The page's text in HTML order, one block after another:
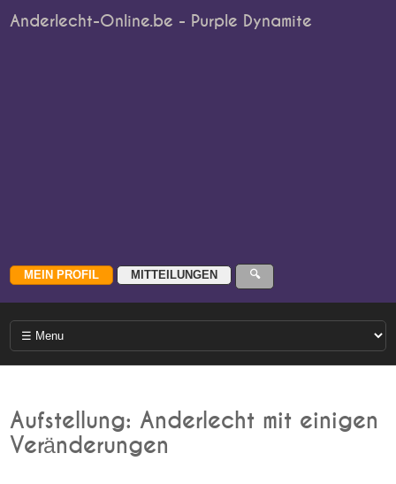
Anderlecht-Online.be - Purple Dynamite
Aufstellung: Anderlecht mit einigen
Veränderungen